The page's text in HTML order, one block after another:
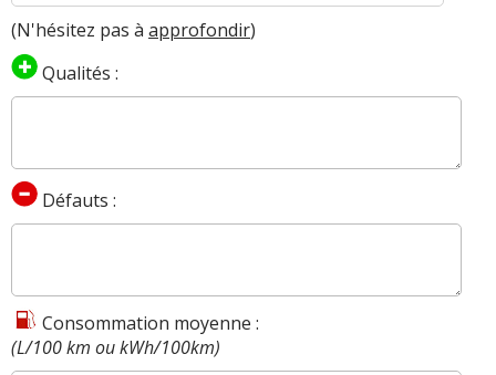
(N'hésitez pas à approfondir)
Qualités :
Défauts :
Consommation moyenne :
(L/100 km ou kWh/100km)